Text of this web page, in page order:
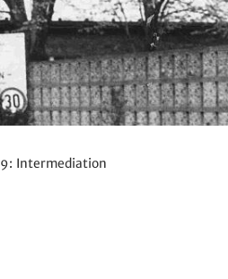
9: Intermediation